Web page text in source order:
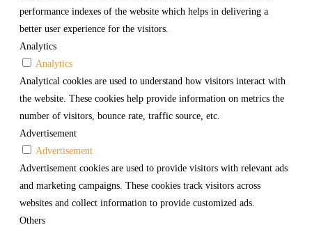
performance indexes of the website which helps in delivering a
better user experience for the visitors.
Analytics
Analytics
Analytical cookies are used to understand how visitors interact with
the website. These cookies help provide information on metrics the
number of visitors, bounce rate, traffic source, etc.
Advertisement
Advertisement
Advertisement cookies are used to provide visitors with relevant ads
and marketing campaigns. These cookies track visitors across
websites and collect information to provide customized ads.
Others